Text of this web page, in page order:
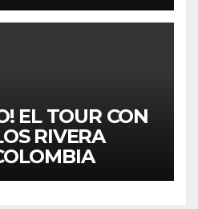
EL TOUR CON
RIVERA